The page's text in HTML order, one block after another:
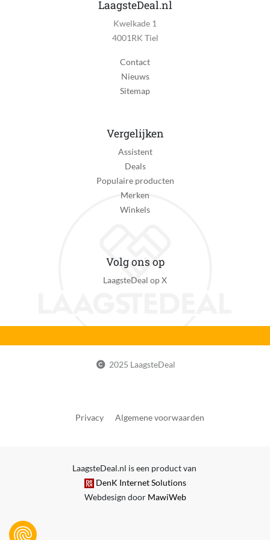
LaagsteDeal.nl
Kwelkade 1
4001RK Tiel
Contact
Nieuws
Sitemap
Vergelijken
Assistent
Deals
Populaire producten
Merken
Winkels
Volg ons op
LaagsteDeal op X
2025 LaagsteDeal
Privacy Algemene voorwaarden
LaagsteDeal.nl is een product van
DenK Internet Solutions
Webdesign door MawiWeb